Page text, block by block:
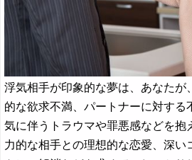
浮気相手が印象的な夢は、あなたが
的な欲求不満、パートナーに対する
気に伴うトラウマや罪悪感などを抱
力的な相手との理想的な恋愛、深い